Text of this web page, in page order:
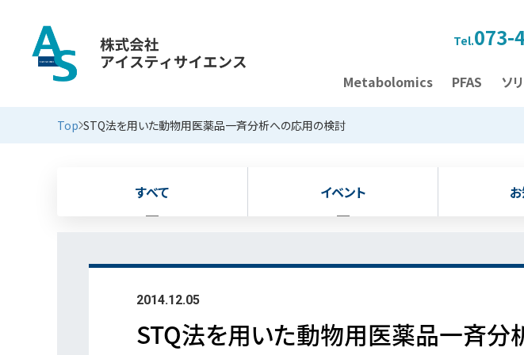
Tel.073-
Metabolomics PFAS ソ
Top STQ法を用いた動物用医薬品一斉分析への応用の検討
新着情報
すべて イベント
2014.12.05
STQ法を用いた動物用医薬品一斉分